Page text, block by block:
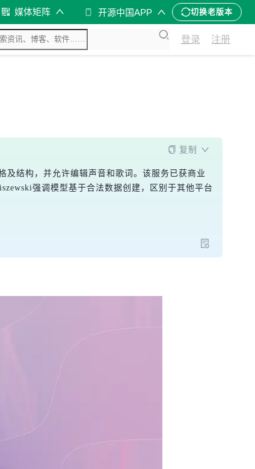
媒体矩阵 开源中国APP 切换老版本
登录 注册
复制
及结构，并允许编辑声音和歌词。该服务已获商业
强调模型基于合法数据创建，区别于其他平台